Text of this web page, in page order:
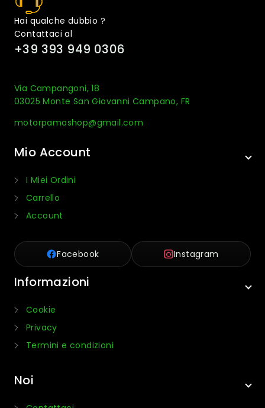
Hai qualche dubbio ?
Contattaci al
+39 393 949 0306
Via Campangoni, 18
03025 Monte San Giovanni Campano, FR
motorpamashop@gmail.com
Mio Account
I Miei Ordini
Carrello
Account
Facebook Instagram
Informazioni
Cookie
Privacy
Termini e condizioni
Noi